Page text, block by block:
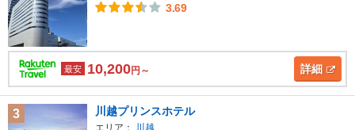
3.69
最安 10,200円～ 詳細
3 川越プリンスホテル
エリア： 川越